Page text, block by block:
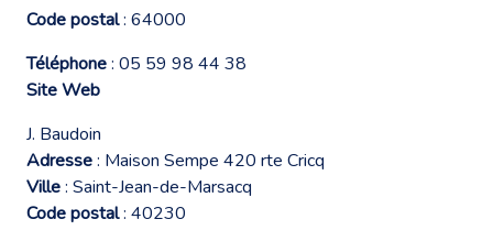
Code postal: 64000
Téléphone: 05 59 98 44 38
Site Web
J. Baudoin
Adresse: Maison Sempe 420 rte Cricq
Ville: Saint-Jean-de-Marsacq
Code postal: 40230